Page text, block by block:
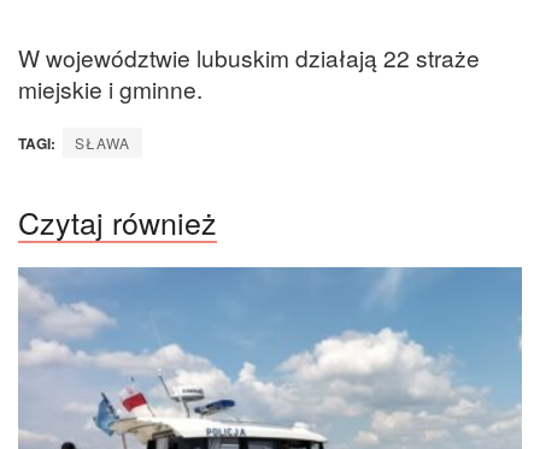
W województwie lubuskim działają 22 straże
miejskie i gminne.
TAGI: SŁAWA
Czytaj również